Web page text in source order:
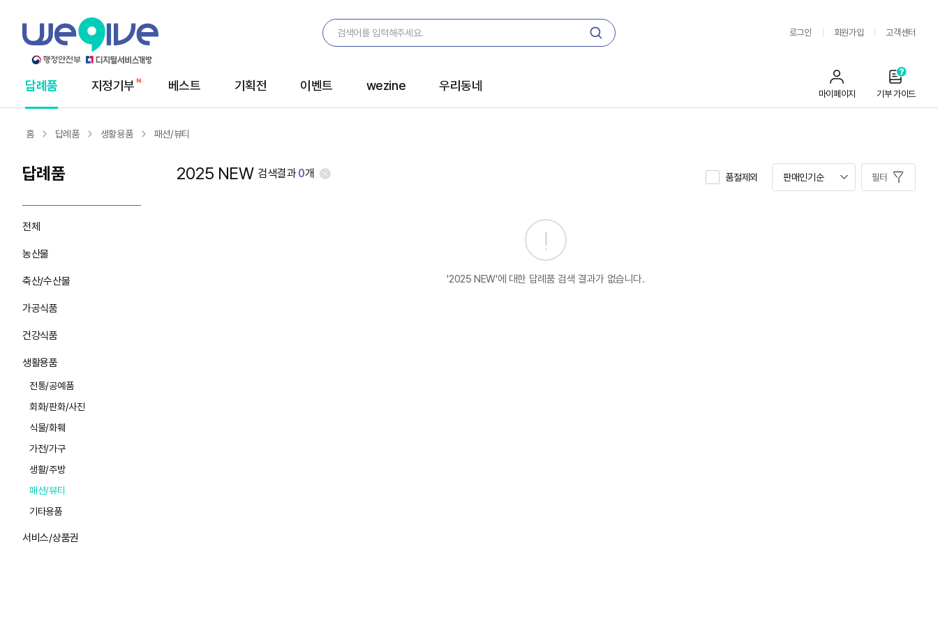
로그인 회원가입 고객센터
메
답례품 지정기부 베스트 기획전 이벤트 wezine 우리동네
마이페이지 기부 가이드
답례품
전체
농산물
축산/수산물
가공식품
건강식품
생활용품
전통/공예품
회화/판화/사진
식물/화훼
가전/가구
생활/주방
패션/뷰티
기타용품
서비스/상품권
홈 답례품 생활용품 패션/뷰티
2025 NEW 검색결과0개 품절제외 필터
'2025 NEW'에 대한 답례품 검색 결과가 없습니다.